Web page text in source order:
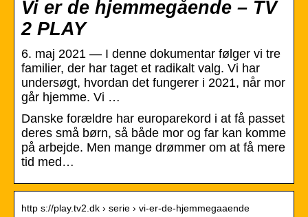
Vi er de hjemmegående – TV
2 PLAY
6. maj 2021 — I denne dokumentar følger vi tre
familier, der har taget et radikalt valg. Vi har
undersøgt, hvordan det fungerer i 2021, når mor
går hjemme. Vi …
Danske forældre har europarekord i at få passet
deres små børn, så både mor og far kan komme
på arbejde. Men mange drømmer om at få mere
tid med…
http s://play.tv2.dk › serie › vi-er-de-hjemmegaaende